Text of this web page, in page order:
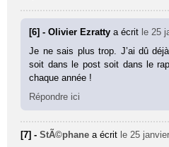
[6] - Olivier Ezrattya écrit le 25
Je ne sais plus trop. J’ai dû
soit dans le post soit dans le
chaque année !
Répondre ici
[7] -StÃ©phane a écrit le 25